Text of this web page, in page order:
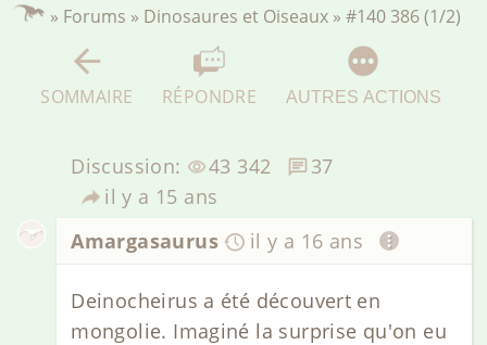
» Forums » Dinosaures et Oiseaux »#140 386 (1/2)
SOMMAIRE RÉPONDRE AUTRES ACTIONS
Discussion: 43 342
37
il y a 15 ans
Amargasaurus
il y a 16 ans
Deinocheirus a été découvert en
mongolie. Imaginé la surprise qu'on eu